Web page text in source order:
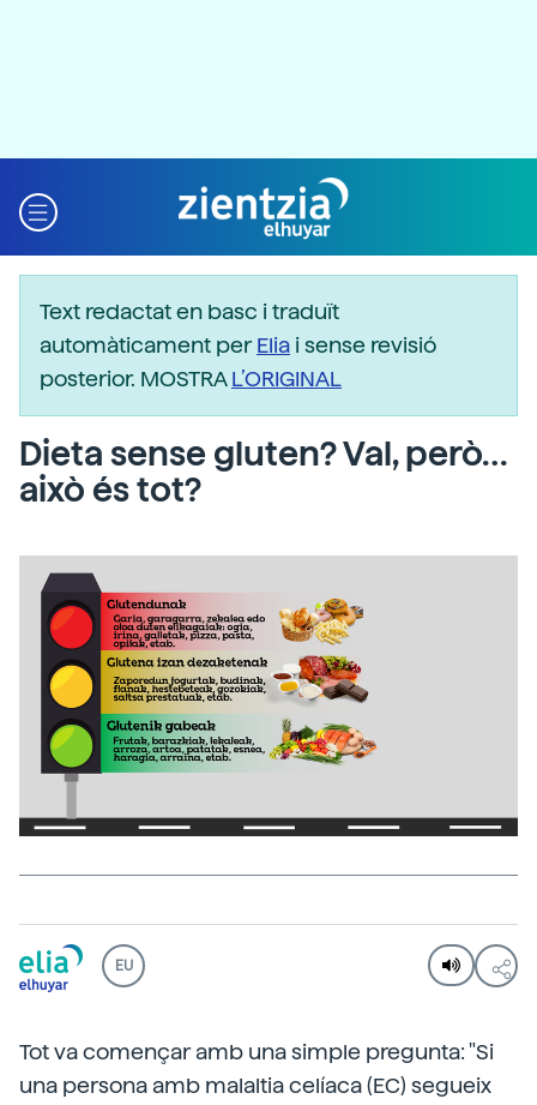
Text redactat en basc i traduït
automàticament perElia i sense revisió
posterior. MOSTRAL’ORIGINAL
Dieta sense gluten? Val, però…
això és tot?
EU
Tot va començar amb una simple pregunta: "Si
una persona amb malaltia celíaca (EC) segueix